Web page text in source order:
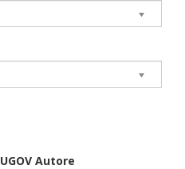
Autore